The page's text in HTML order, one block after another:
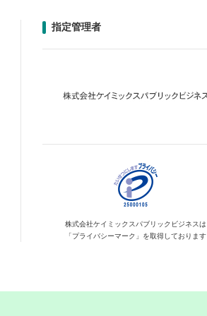
指定管理者
株式会社ケイミックス パブリックビジネスは
「プライバシーマーク」を取得しております